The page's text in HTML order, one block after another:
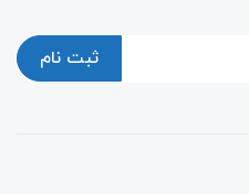
ثبت نام